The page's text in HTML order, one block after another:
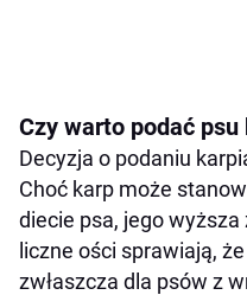
Czy warto podać psu
Decyzja o podaniu
Choć karp może
diecie psa, jego
liczne ości sprawiają,
zwłaszcza dla psów z